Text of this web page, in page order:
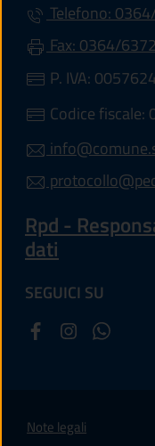
Telefono:
Fax: 0364/
P. IVA:
Codice
Rpd -
dati
SEGUICI SU
Note legali